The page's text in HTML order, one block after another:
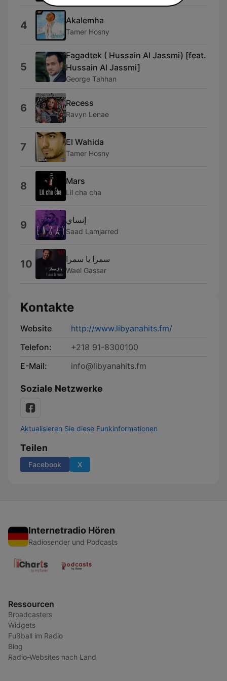
4 Akalemha
Tamer Hosny
5
Fagadtek ( Hussain Al Jassmi) [feat.
Hussain Al Jassmi]
George Tahhan
6 Recess
Ravyn Lenae
7 El Wahida
Tamer Hosny
8 Mars
Lil cha cha
9 إنساي
Saad Lamjarred
10 سمرا يا سمرا
Wael Gassar
Kontakte
Website
http://www.libyanahits.fm/
Telefon:
+218 91-8300100
E-Mail:
info@libyanahits.fm
Soziale Netzwerke
Aktualisieren Sie diese Funkinformationen
Teilen
Facebook X
Internetradio Hören
Radiosender und Podcasts
Ressourcen
Broadcasters
Widgets
Fußball im Radio
Blog
Radio-Websites nach Land